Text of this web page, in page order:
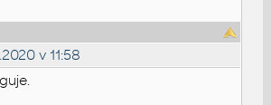
v 11:58